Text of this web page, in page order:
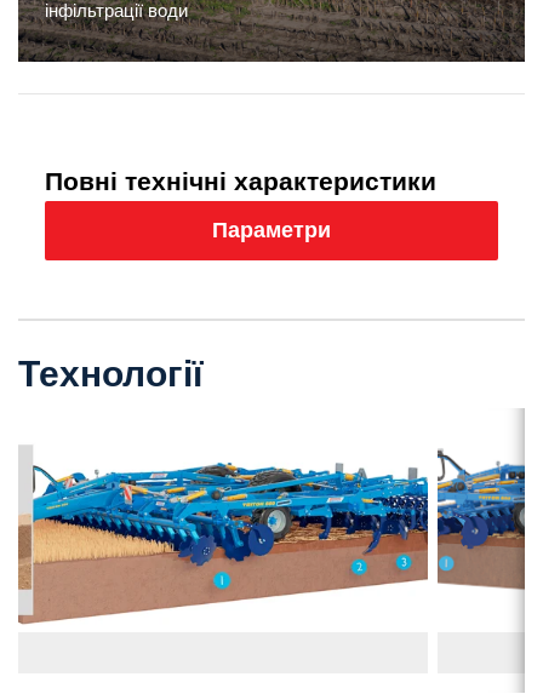
інфільтрації води
Повні технічні характеристики
Параметри
Технології